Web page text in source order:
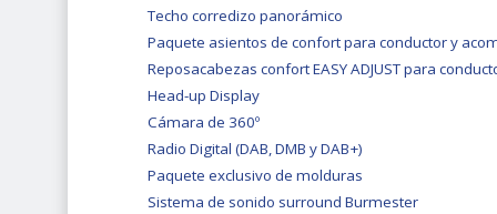
Techo corredizo panorámico
Paquete asientos de confort para conductor y
Reposacabezas confort EASY ADJUST para
Head-up Display
Cámara de 360º
Radio Digital (DAB, DMB y DAB+)
Paquete exclusivo de molduras
Sistema de sonido surround Burmester